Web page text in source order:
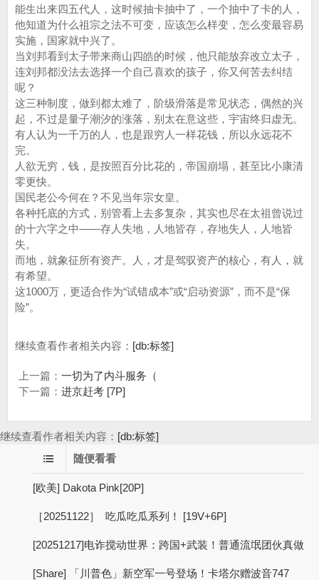
能生出来四五代人，这时候抽卡抽中了，一个抽中了卡的人，
他知道为什么祖宗之法不可变，应该怎么样变，怎么变最容易
实施，国家就中兴了。
当刘邦看到太子带来商山四皓的时候，他只能放弃改立太子，
连刘邦都没法去选择一个自己喜欢的孩子，你又何苦去纠结
呢？
这三种制度，做到都太难了，阶级滑落是常见状态，偶然的兴
起，不过是量子潮汐的涨落，别太在意这些，宇宙终归虚无。
有人认为一千万的人，也是跟穷人一样花钱，所以永远花不
完。
人欲无穷，钱，是按照百分比花的，帝国崩塌，甚至比小康清
零更快。
国民老公今何在？不见当年宗女皇。
各种托底的方式，别管看上去多复杂，其实也尽在太祖曾说过
的十六字之中——存人失地，人地皆存，存地失人，人地皆
失。
而地，就象征所有资产。人，才是驾驭资产的核心，有人，就
有希望。
这1000万，更适合作为“试错成本”或“启动资源”，而不是“保
险”。
继续查看作者相关内容： [db:标签]
上一篇： 一切为了内斗服务（
下一篇： 进京赶考 [7P]
继续查看作者相关内容： [db:标签]
随便看看
[欧美] Dakota Pink[20P]
［20251122］ 吃瓜吃瓜系列！ [19V+6P]
[20251217]电诈搅动世界：跨国+武装！普通流氓团伙真做
[Share] 「川普色」新空军一号登场！卡塔尔赠波音747